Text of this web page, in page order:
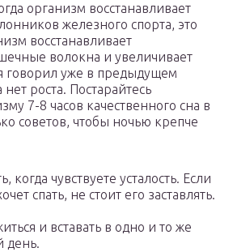
организм восстанавливает
железного спорта, это
восстанавливает
волокна и увеличивает
уже в предыдущем
роста. Постарайтесь
7-8 часов качественного сна в
советов, чтобы ночью крепче
когда чувствуете усталость. Если
спать, не стоит его заставлять.
и вставать в одно и то же
день.